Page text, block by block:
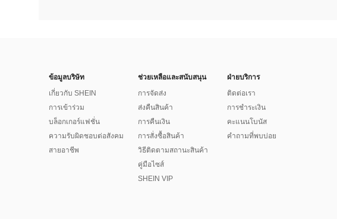
ข้อมูลบริษัท
เกี่ยวกับ SHEIN
การเข้าร่วม
บล็อกเกอร์แฟชั่น
ความรับผิดชอบต่อสังคม
สายอาชีพ
ช่วยเหลือและสนับสนุน
การจัดส่ง
ส่งคืนสินค้า
การคืนเงิน
การสั่งซื้อสินค้า
วิธีติดตามสถานะสินค้า
คู่มือไซส์
SHEIN VIP
ฝ่ายบริการ
ติดต่อเรา
การชำระเงิน
คะแนนโบนัส
คำถามที่พบบ่อย